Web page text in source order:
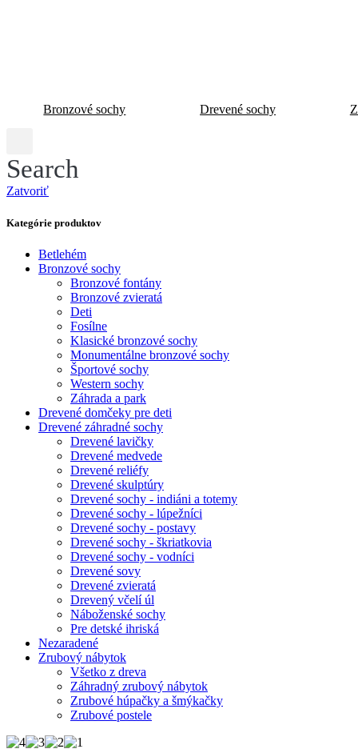
Bronzové sochy Drevené sochy
Search
Zatvoriť
Kategórie produktov
Betlehém
Bronzové sochy
Bronzové fontány
Bronzové zvieratá
Deti
Fosílne
Klasické bronzové sochy
Monumentálne bronzové sochy
Športové sochy
Western sochy
Záhrada a park
Drevené domčeky pre deti
Drevené záhradné sochy
Drevené lavičky
Drevené medvede
Drevené reliéfy
Drevené skulptúry
Drevené sochy - indiáni a totemy
Drevené sochy - lúpežníci
Drevené sochy - postavy
Drevené sochy - škriatkovia
Drevené sochy - vodníci
Drevené sovy
Drevené zvieratá
Drevený včelí úl
Náboženské sochy
Pre detské ihriská
Nezaradené
Zrubový nábytok
Všetko z dreva
Záhradný zrubový nábytok
Zrubové húpačky a šmýkačky
Zrubové postele